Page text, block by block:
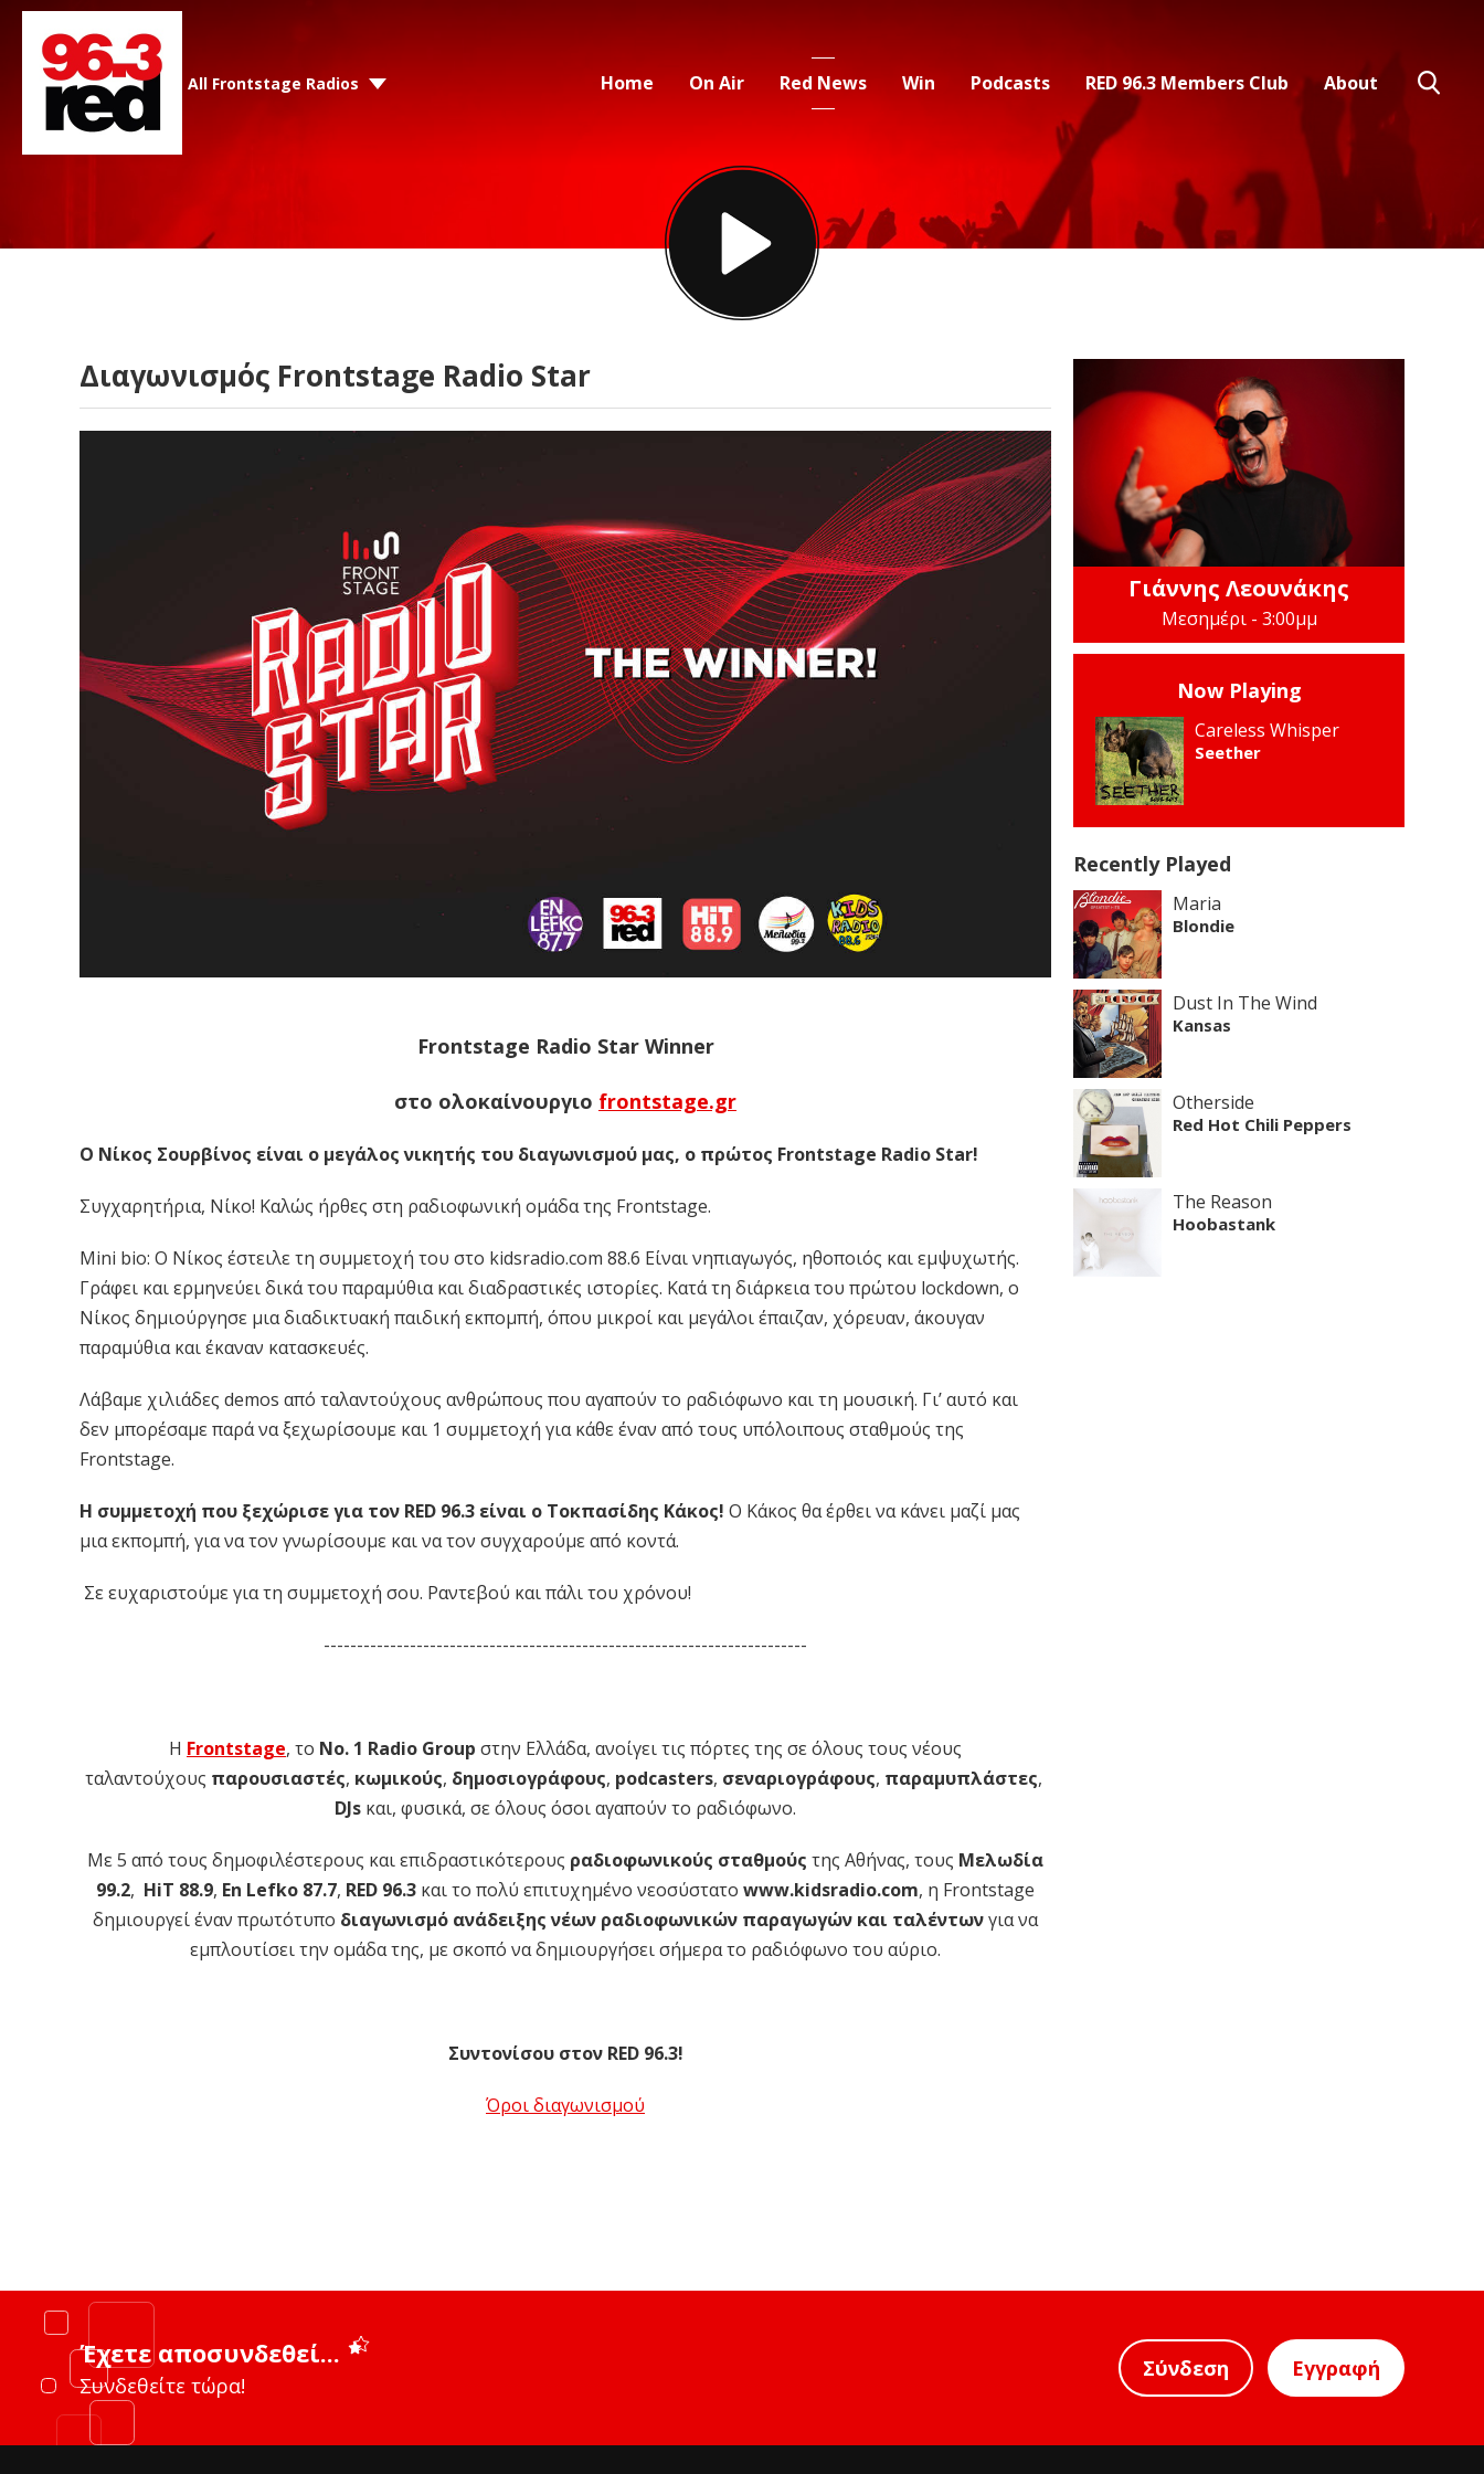
All Frontstage Radios Home On Air Red News Win Podcasts RED 96.3 Members Club About
Διαγωνισμός Frontstage Radio Star
Frontstage Radio Star Winner
στο ολοκαίνουργιο frontstage.gr
Ο Νίκος Σουρβίνος είναι ο μεγάλος νικητής του διαγωνισμού μας, ο πρώτος Frontstage Radio Star!
Συγχαρητήρια, Νίκο! Καλώς ήρθες στη ραδιοφωνική ομάδα της Frontstage.
Mini bio: Ο Νίκος έστειλε τη συμμετοχή του στο kidsradio.com 88.6 Είναι νηπιαγωγός, ηθοποιός και εμψυχωτής.
Γράφει και ερμηνεύει δικά του παραμύθια και διαδραστικές ιστορίες. Κατά τη διάρκεια του πρώτου lockdown, o
Nίκος δημιούργησε μια διαδικτυακή παιδική εκπομπή, όπου μικροί και μεγάλοι έπαιζαν, χόρευαν, άκουγαν
παραμύθια και έκαναν κατασκευές.
Λάβαμε χιλιάδες demos από ταλαντούχους ανθρώπους που αγαπούν το ραδιόφωνο και τη μουσική. Γι’ αυτό και
δεν μπορέσαμε παρά να ξεχωρίσουμε και 1 συμμετοχή για κάθε έναν από τους υπόλοιπους σταθμούς της
Frontstage.
Η συμμετοχή που ξεχώρισε για τον RED 96.3 είναι ο Τοκπασίδης Κάκος! Ο Κάκος θα έρθει να κάνει μαζί μας
μια εκπομπή, για να τον γνωρίσουμε και να τον συγχαρούμε από κοντά.
Σε ευχαριστούμε για τη συμμετοχή σου. Ραντεβού και πάλι του χρόνου!
-------------------------------------------------------------------------
Η Frontstage, το Νο. 1 Radio Group στην Ελλάδα, ανοίγει τις πόρτες της σε όλους τους νέους
ταλαντούχους παρουσιαστές, κωμικούς, δημοσιογράφους, podcasters, σεναριογράφους, παραμυπλάστες,
DJs και, φυσικά, σε όλους όσοι αγαπούν το ραδιόφωνο.
Με 5 από τους δημοφιλέστερους και επιδραστικότερους ραδιοφωνικούς σταθμούς της Αθήνας, τους Μελωδία
99.2, HiT 88.9, En Lefko 87.7, RED 96.3 και το πολύ επιτυχημένο νεοσύστατο www.kidsradio.com, η Frontstage
δημιουργεί έναν πρωτότυπο διαγωνισμό ανάδειξης νέων ραδιοφωνικών παραγωγών και ταλέντωνγια να
εμπλουτίσει την ομάδα της, με σκοπό να δημιουργήσει σήμερα το ραδιόφωνο του αύριο.
Συντονίσου στον RED 96.3!
Όροι διαγωνισμού
Γιάννης Λεουνάκης
Μεσημέρι - 3:00μμ
Now Playing
Careless Whisper
Seether
Recently Played
Maria
Blondie
Dust In The Wind
Kansas
Otherside
Red Hot Chili Peppers
The Reason
Hoobastank
Έχετε αποσυνδεθεί...
Συνδεθείτε τώρα!
Σύνδεση Εγγραφή